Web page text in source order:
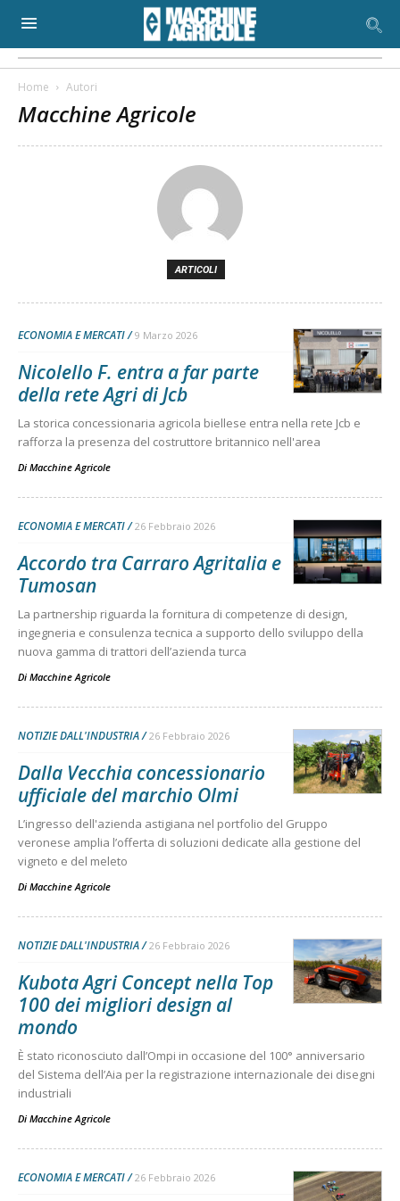
Home Autori
Macchine Agricole
ARTICOLI
ECONOMIA E MERCATI 9 Marzo 2026
Nicolello F. entra a far parte
della rete Agri di Jcb
La storica concessionaria agricola biellese entra nella rete Jcb e
rafforza la presenza del costruttore britannico nell'area
Di Macchine Agricole
ECONOMIA E MERCATI 26 Febbraio 2026
Accordo tra Carraro Agritalia e
Tumosan
La partnership riguarda la fornitura di competenze di design,
ingegneria e consulenza tecnica a supporto dello sviluppo della
nuova gamma di trattori dell’azienda turca
Di Macchine Agricole
NOTIZIE DALL'INDUSTRIA 26 Febbraio 2026
Dalla Vecchia concessionario
ufficiale del marchio Olmi
L’ingresso dell'azienda astigiana nel portfolio del Gruppo
veronese amplia l’offerta di soluzioni dedicate alla gestione del
vigneto e del meleto
Di Macchine Agricole
NOTIZIE DALL'INDUSTRIA 26 Febbraio 2026
Kubota Agri Concept nella Top
100 dei migliori design al
mondo
È stato riconosciuto dall’Ompi in occasione del 100° anniversario
del Sistema dell’Aia per la registrazione internazionale dei disegni
industriali
Di Macchine Agricole
ECONOMIA E MERCATI 26 Febbraio 2026